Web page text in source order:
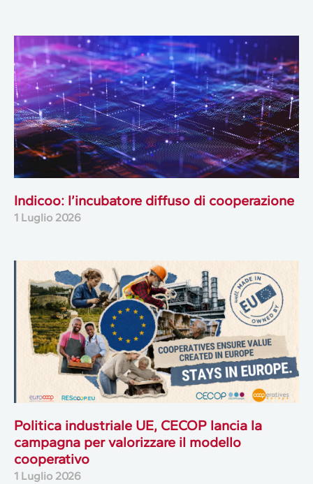
Indicoo: l’incubatore diffuso di cooperazione
1 Luglio 2026
Politica industriale UE, CECOP lancia la
campagna per valorizzare il modello
cooperativo
1 Luglio 2026